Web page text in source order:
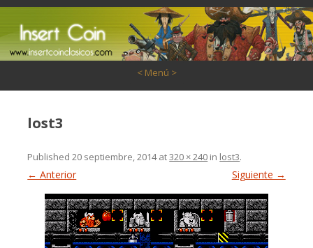
< Menú >
lost3
Published20 septiembre, 2014at320 × 240 in lost3.
← Anterior Siguiente →